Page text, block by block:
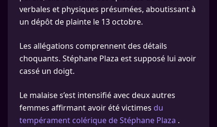
verbales et physiques présumées, aboutissant à
un dépôt de plainte le 13 octobre.
Les allégations comprennent des détails
choquants. Stéphane Plaza est supposé lui avoir
cassé un doigt.
Le malaise s’est intensifié avec deux autres
femmes affirmant avoir été victimes du
tempérament colérique de Stéphane Plaza .